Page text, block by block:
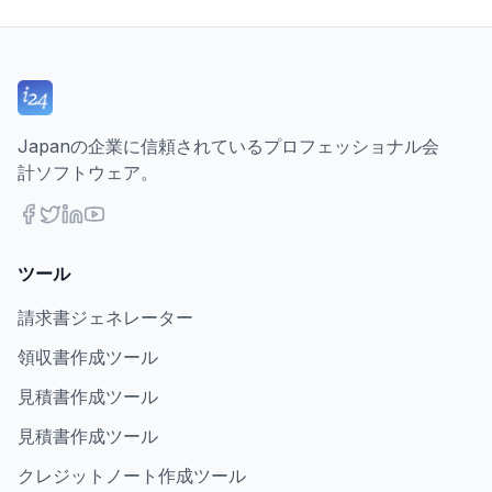
Japanの企業に信頼されているプロフェッショナル会
計ソフトウェア。
ツール
請求書ジェネレーター
領収書作成ツール
見積書作成ツール
見積書作成ツール
クレジットノート作成ツール